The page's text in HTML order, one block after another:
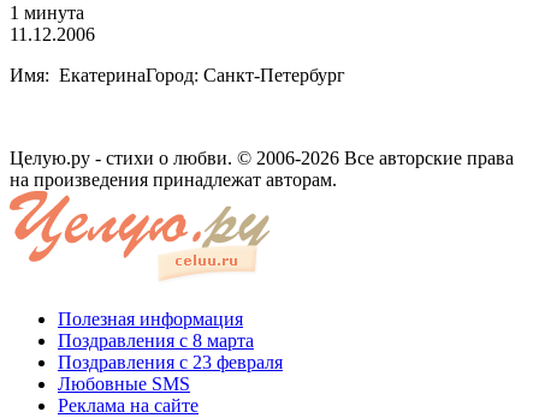
1 минута
11.12.2006
Имя: ЕкатеринаГород: Санкт-Петербург
Целую.ру - стихи о любви. © 2006-2026 Все авторские права
на произведения принадлежат авторам.
Полезная информация
Поздравления с 8 марта
Поздравления с 23 февраля
Любовные SMS
Реклама на сайте